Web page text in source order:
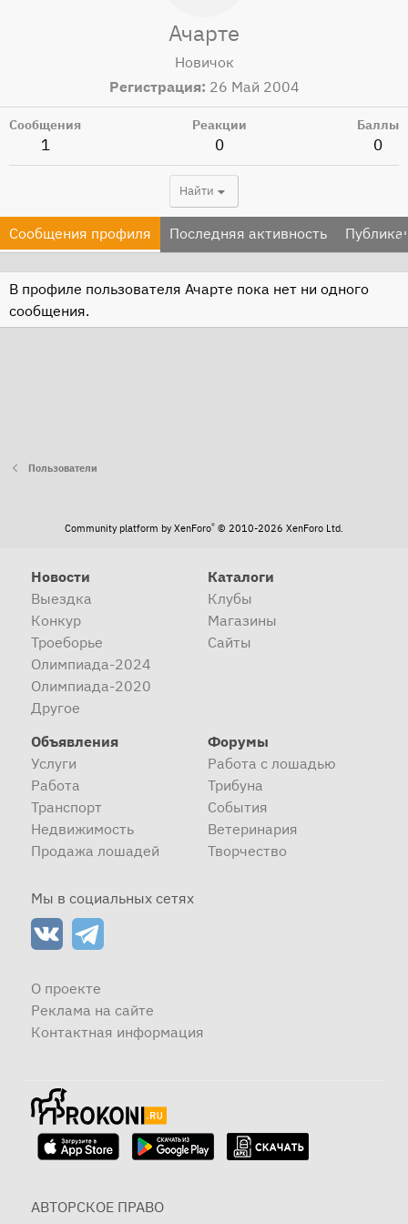
Ачарте
Новичок
Регистрация 26 Май 2004
Сообщения
1
Реакции
0
Баллы
0
Найти
Сообщения профиля Последняя активность
В профиле пользователя Ачарте пока нет ни одного
сообщения.
Пользователи
Community platform by XenForo® © 2010-2026 XenForo Ltd.
Новости
Выездка
Конкур
Троеборье
Олимпиада-2024
Олимпиада-2020
Другое
Каталоги
Клубы
Магазины
Сайты
Объявления
Услуги
Работа
Транспорт
Недвижимость
Продажа лошадей
Форумы
Работа с лошадью
Трибуна
События
Ветеринария
Творчество
Мы в социальных сетях
О проекте
Реклама на сайте
Контактная информация
АВТОРСКОЕ ПРАВО